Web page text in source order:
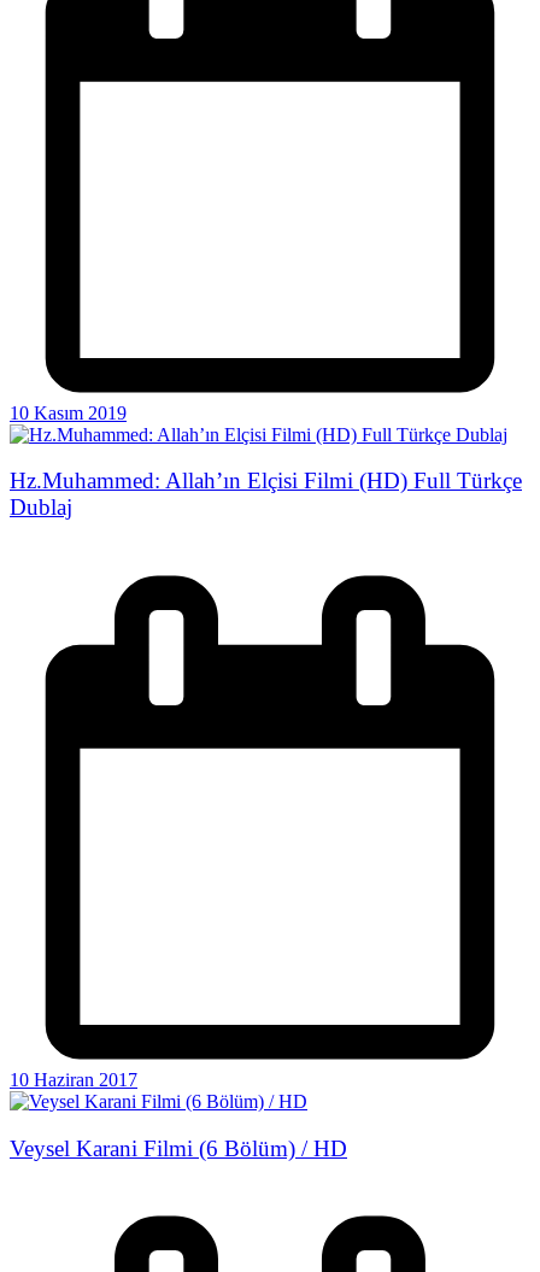
10 Kasım 2019
Hz.Muhammed: Allah’ın Elçisi Filmi (HD) Full Türkçe
Dublaj
10 Haziran 2017
Veysel Karani Filmi (6 Bölüm) / HD